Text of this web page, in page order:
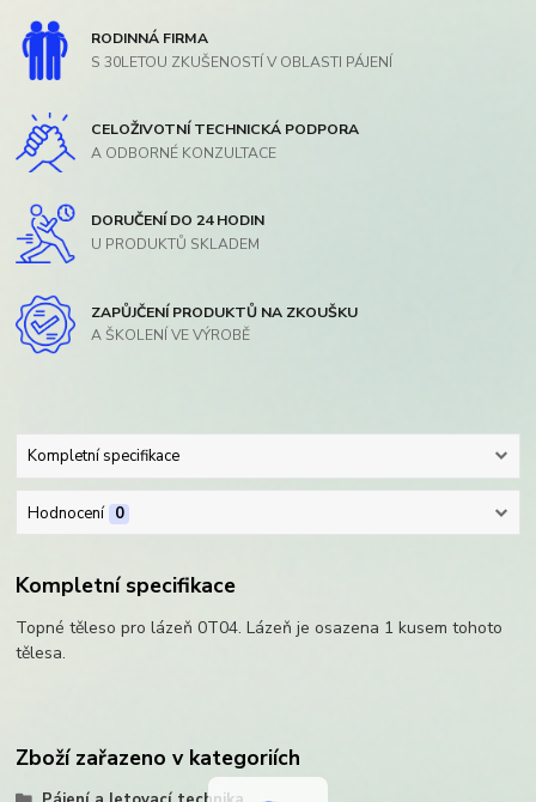
RODINNÁ FIRMA
S 30LETOU ZKUŠENOSTÍ V OBLASTI PÁJENÍ
CELOŽIVOTNÍ TECHNICKÁ PODPORA
A ODBORNÉ KONZULTACE
DORUČENÍ DO 24 HODIN
U PRODUKTŮ SKLADEM
ZAPŮJČENÍ PRODUKTŮ NA ZKOUŠKU
A ŠKOLENÍ VE VÝROBĚ
Kompletní specifikace
Hodnocení 0
Kompletní specifikace
Topné těleso pro lázeň 0T04. Lázeň je osazena 1 kusem tohoto
tělesa.
Zboží zařazeno v kategoriích